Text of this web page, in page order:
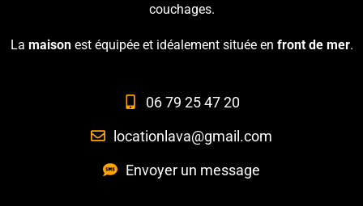
couchages.
La maisonest équipée et idéalement située en front de mer.
06 79 25 47 20
locationlava@gmail.com
Envoyer un message